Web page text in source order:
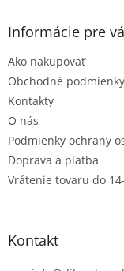
Informácie pre
Ako nakupovať
Obchodné podmienky
Kontakty
O nás
Podmienky ochrany
Doprava a platba
Vrátenie tovaru do
Kontakt